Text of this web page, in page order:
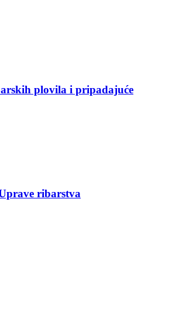
plovila i pripadajuće
ribarstva